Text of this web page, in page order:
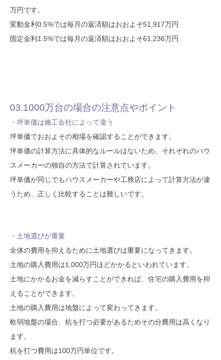
万円です。
変動金利0.5%では毎月の返済額はおおよそ51,917万円
固定金利1.5%では毎月の返済額はおおよそ61,236万円
03.1000万台の場合の注意点やポイント
・坪単価は施工会社によって違う
坪単価でおおよその相場を確認することができます。
坪単価の計算方法に具体的なルールはないため、それぞれのハウ
スメーカーの独自の方法で計算されています。
坪単価が同じでもハウスメーカーや工務店によって計算方法が違
うため、正しく比較することは難しいです。
・土地選びが重要
全体の費用を抑えるために土地選びは重要になってきます。
土地の購入費用は1,000万円ほどかかるといわれています。
土地にかかるお金を減らすことができれば、住宅の購入費用を抑
えることができます。
土地の購入費用は地盤によって変わってきます。
軟弱地盤の場合、杭を打つ必要があるためその分費用は高くなり
ます。
杭を打つ費用は100万円単位です。